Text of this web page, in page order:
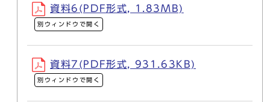
資料6(PDF形式, 1.83MB)
別ウィンドウで開く
資料7(PDF形式, 931.63KB)
別ウィンドウで開く